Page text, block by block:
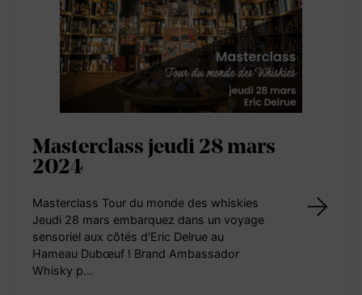
Masterclass jeudi 28 mars
2024
Masterclass Tour du monde des whiskies
Jeudi 28 mars embarquez dans un voyage
sensoriel aux côtés d'Eric Delrue au
Hameau Dubœuf ! Brand Ambassador
Whisky p…